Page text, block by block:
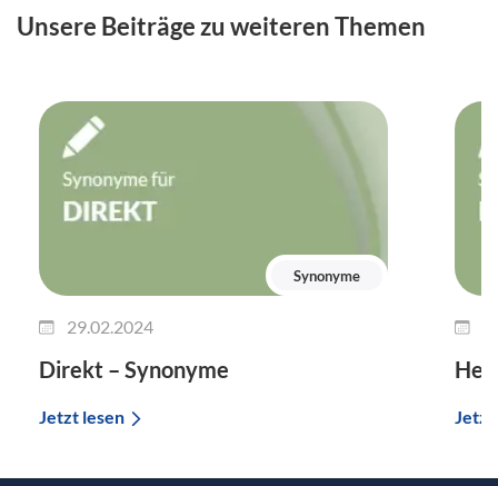
Unsere Beiträge zu weiteren Themen
Synonyme
29.02.2024
Direkt – Synonyme
Jetzt lesen Jetzt